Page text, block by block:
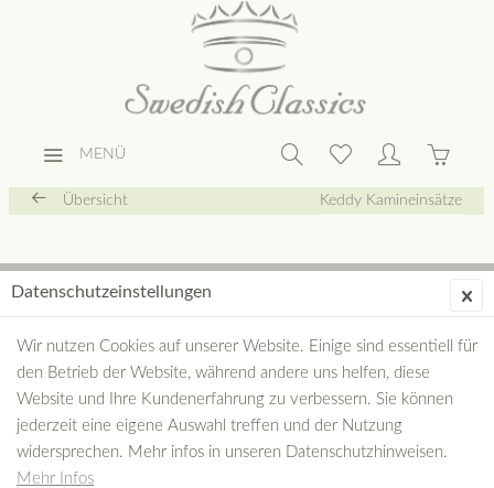
MENÜ
Übersicht Keddy Kamineinsätze
Datenschutzeinstellungen
Wir nutzen Cookies auf unserer Website. Einige sind essentiell für
den Betrieb der Website, während andere uns helfen, diese
Website und Ihre Kundenerfahrung zu verbessern. Sie können
jederzeit eine eigene Auswahl treffen und der Nutzung
widersprechen. Mehr infos in unseren Datenschutzhinweisen.
Mehr Infos